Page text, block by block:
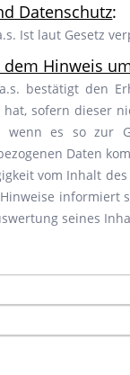
Datenschutz:
Ist laut Gesetz
Hinweis
bestätigt den
sofern dieser
wenn es so zur
Daten
vom Inhalt
informiert
seines